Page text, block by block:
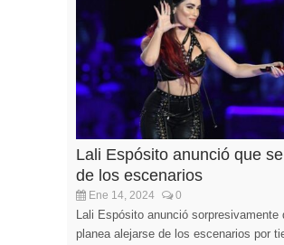
Lali Espósito anunció que
de los escenarios
Ene 14, 2024 0
Lali Espósito anunció sorpresivamente
planea alejarse de los escenarios por